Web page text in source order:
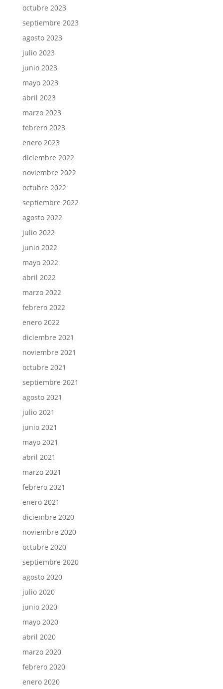
octubre 2023
septiembre 2023
agosto 2023
julio 2023
junio 2023
mayo 2023
abril 2023
marzo 2023
febrero 2023
enero 2023
diciembre 2022
noviembre 2022
octubre 2022
septiembre 2022
agosto 2022
julio 2022
junio 2022
mayo 2022
abril 2022
marzo 2022
febrero 2022
enero 2022
diciembre 2021
noviembre 2021
octubre 2021
septiembre 2021
agosto 2021
julio 2021
junio 2021
mayo 2021
abril 2021
marzo 2021
febrero 2021
enero 2021
diciembre 2020
noviembre 2020
octubre 2020
septiembre 2020
agosto 2020
julio 2020
junio 2020
mayo 2020
abril 2020
marzo 2020
febrero 2020
enero 2020